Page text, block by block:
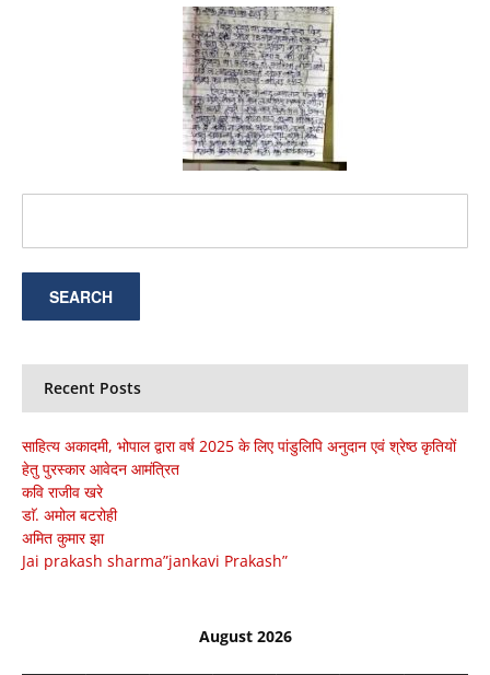
Recent Posts
साहित्य अकादमी, भोपाल द्वारा वर्ष 2025 के लिए पांडुलिपि अनुदान एवं श्रेष्ठ कृतियों
हेतु पुरस्कार आवेदन आमंत्रित
कवि राजीव खरे
डाॅ. अमोल बटरोही
अमित कुमार झा
Jai prakash sharma”jankavi Prakash”
August 2026